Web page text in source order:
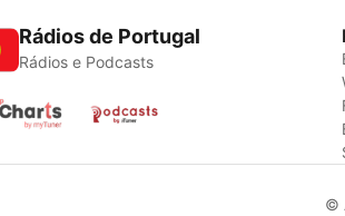
Rádios de Portugal
Rádios e Podcasts
©